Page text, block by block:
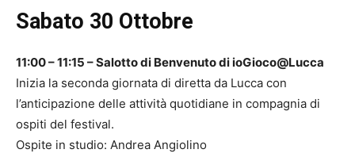
Sabato 30 Ottobre
11:00 – 11:15 – Salotto di Benvenuto di ioGioco@Lucca
Inizia la seconda giornata di diretta da Lucca con
l’anticipazione delle attività quotidiane in compagnia di
ospiti del festival.
Ospite in studio: Andrea Angiolino